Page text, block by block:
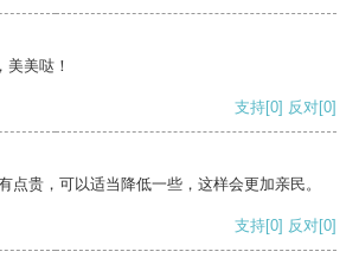
美美哒！
支持[0] 反对[0]
点贵，可以适当降低一些，这样会更加亲民。
支持[0] 反对[0]